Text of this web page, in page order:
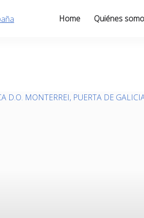
Home Quiénes